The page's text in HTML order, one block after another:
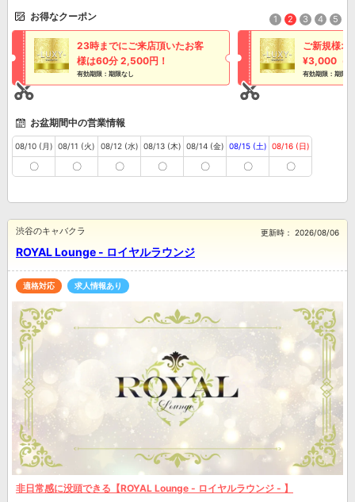
お得なクーポン
23時までにご来店頂いたお客
様は60分 2,500円！
有効期限：期限なし
ご新規様オ
¥3,000（
有効期限：期限な
1 2 3 4 5
お盆期間中の営業情報
08/10 (月)
〇
08/11 (火)
〇
08/12 (水)
〇
08/13 (木)
〇
08/14 (金)
〇
08/15 (土)
〇
08/16 (日)
〇
ROYAL Lounge - ロイヤルラウンジ
渋谷のキャバクラ 更新時： 2026/08/06
適格対応 求人情報あり
非日常感に没頭できる【ROYAL Lounge - ロイヤルラウンジ - 】